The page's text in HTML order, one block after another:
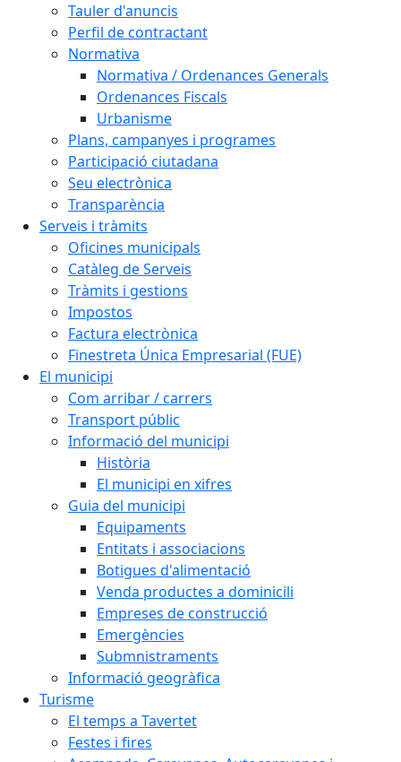
Tauler d'anuncis
Perfil de contractant
Normativa
Normativa / Ordenances Generals
Ordenances Fiscals
Urbanisme
Plans, campanyes i programes
Participació ciutadana
Seu electrònica
Transparència
Serveis i tràmits
Oficines municipals
Catàleg de Serveis
Tràmits i gestions
Impostos
Factura electrònica
Finestreta Única Empresarial (FUE)
El municipi
Com arribar / carrers
Transport públic
Informació del municipi
Història
El municipi en xifres
Guia del municipi
Equipaments
Entitats i associacions
Botigues d'alimentació
Venda productes a dominicili
Empreses de construcció
Emergències
Submnistraments
Informació geogràfica
Turisme
El temps a Tavertet
Festes i fires